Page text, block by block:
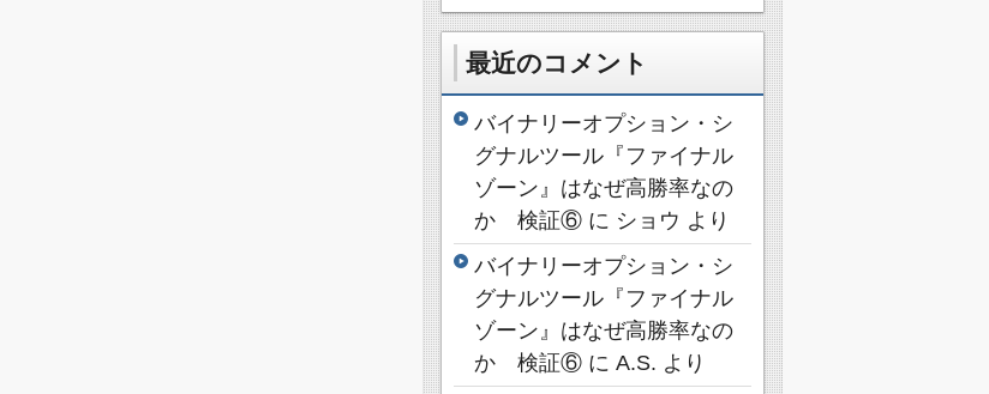
最近のコメント
バイナリーオプション・シ
グナルツール『ファイナル
ゾーン』はなぜ高勝率なの
か 検証⑥ に ショウ より
バイナリーオプション・シ
グナルツール『ファイナル
ゾーン』はなぜ高勝率なの
か 検証⑥ に A.S. より